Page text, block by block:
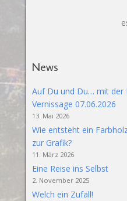
News
Auf Du und Du… mit der
Vernissage 07.06.2026
13. Mai 2026
Wie entsteht ein
zur Grafik?
11. März 2026
Eine Reise ins Selbst
2. November 2025
Welch ein Zufall!